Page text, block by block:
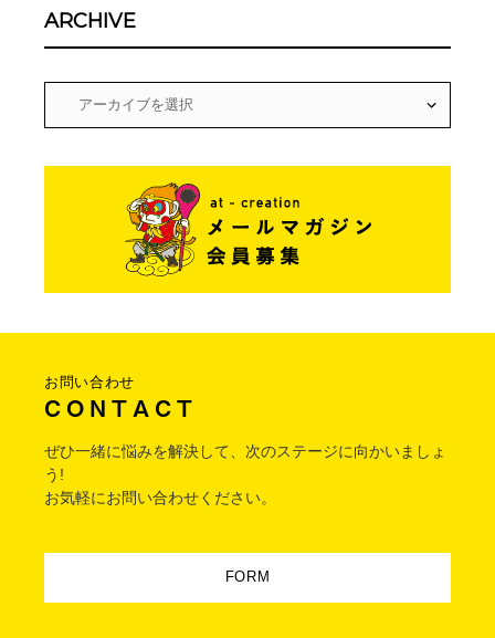
ARCHIVE
お問い合わせ
C O N T A C T
ぜひ一緒に悩みを解決して、次のステージに向かいましょ
う!
お気軽にお問い合わせください。
FORM